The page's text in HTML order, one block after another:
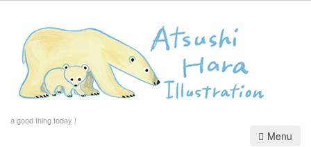
a good thing today !
Menu